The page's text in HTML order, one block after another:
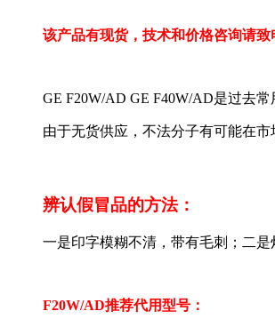
该产品有现货，技术和价格咨询请致
GE F20W/AD GE F40W/AD是过去
由于无货供应，不法分子有可能在
辨认假冒品的方法：
一是印字模糊不清，带有毛刺；二
F20W/AD推荐代用型号：